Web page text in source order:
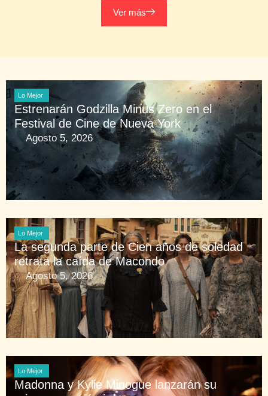
Ver más
Lo Mejor
Estrenarán Godzilla Minus Zero en el
Festival de Cine de Nueva York
Agosto 5, 2026
Lo Mejor
La segunda parte de Cien años de soledad
retrata la caída de Macondo
Agosto 5, 2026
Lo Mejor
Madonna y Kylie Minogue lanzarán su